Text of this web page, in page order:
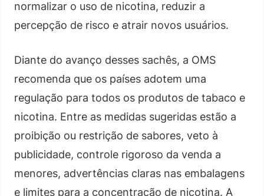
normalizar o uso de nicotina, reduzir a
percepção de risco e atrair novos usuários.
Diante do avanço desses sachês, a OMS
recomenda que os países adotem uma
regulação para todos os produtos de tabaco e
nicotina. Entre as medidas sugeridas estão a
proibição ou restrição de sabores, veto à
publicidade, controle rigoroso da venda a
menores, advertências claras nas embalagens
e limites para a concentração de nicotina. A